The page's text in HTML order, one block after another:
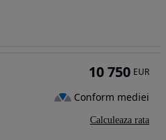
10 750 EUR
Conform mediei
Calculeaza rata